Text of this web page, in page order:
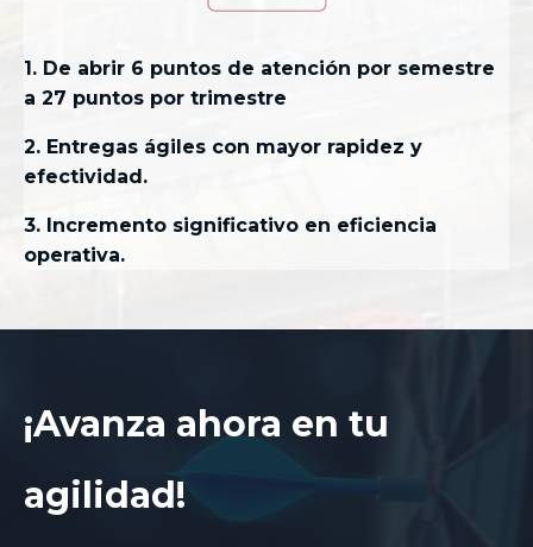
1. De abrir 6 puntos de atención por semestre
a 27 puntos por trimestre
2. Entregas ágiles con mayor rapidez y
efectividad.
3. Incremento significativo en eficiencia
operativa.
¡Avanza ahora en tu
agilidad!